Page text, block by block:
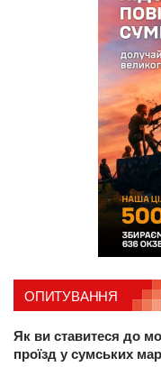
ОПИТУВАННЯ
Як ви ставитеся до
проїзд у сумських